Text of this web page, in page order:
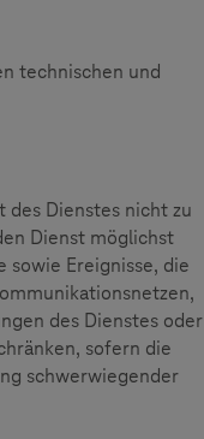
technischen und
Dienstes nicht zu
Dienst möglichst
sowie Ereignisse, die
des Dienstes oder
sofern die
schwerwiegender